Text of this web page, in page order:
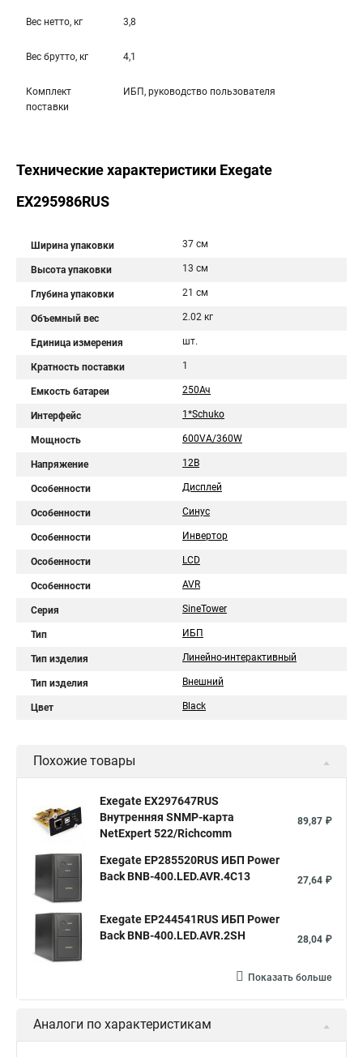
Вес нетто, кг 3,8
Вес брутто, кг 4,1
Комплект
поставки
ИБП, руководство пользователя
Технические характеристики Exegate
EX295986RUS
Ширина упаковки 37 см
Высота упаковки 13 см
Глубина упаковки 21 см
Объемный вес 2.02 кг
Единица измерения шт.
Кратность поставки 1
Емкость батареи 250Ач
Интерфейс 1*Schuko
Мощность 600VA/360W
Напряжение 12В
Особенности Дисплей
Особенности Синус
Особенности Инвертор
Особенности LCD
Особенности AVR
Серия SineTower
Тип ИБП
Тип изделия Линейно-интерактивный
Тип изделия Внешний
Цвет Black
Похожие товары
Exegate EX297647RUS
Внутренняя SNMP-карта
NetExpert 522/Richcomm
89,87 ₽
Exegate EP285520RUS ИБП Power
Back BNB-400.LED.AVR.4C13
27,64 ₽
Exegate EP244541RUS ИБП Power
Back BNB-400.LED.AVR.2SH
28,04 ₽
Показать больше
Аналоги по характеристикам